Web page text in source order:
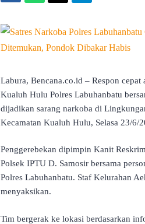
Labura, Bencana.co.id – Respon
Kualuh Hulu Polres Labuhanbatu
dijadikan sarang narkoba di
Kecamatan Kualuh Hulu, Selasa 23/6/
Penggerebekan dipimpin Kanit
Polsek IPTU D. Samosir bersama
Polres Labuhanbatu. Staf Kelurahan
menyaksikan.
Tim bergerak ke lokasi berdasarkan